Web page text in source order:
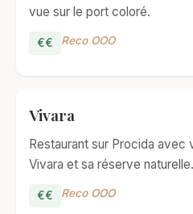
vue sur le port coloré.
€€ Reco OOO
Vivara
Restaurant sur Procida avec
Vivara et sa réserve naturelle.
€€ Reco OOO